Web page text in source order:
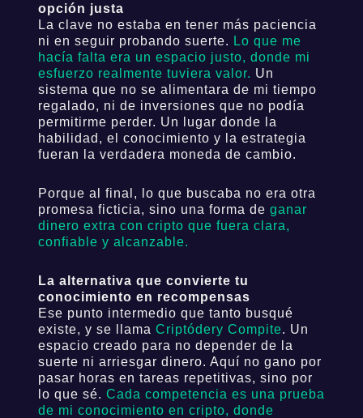
opción justa
La clave no estaba en tener más paciencia
ni en seguir probando suerte. Lo que me
hacía falta era un espacio justo, donde mi
esfuerzo realmente tuviera valor. Un
sistema que no se alimentara de mi tiempo
regalado, ni de inversiones que no podía
permitirme perder. Un lugar donde la
habilidad, el conocimiento y la estrategia
fueran la verdadera moneda de cambio.
Porque al final, lo que buscaba no era otra
promesa ficticia, sino una forma de ganar
dinero extra con cripto que fuera clara,
confiable y alcanzable.
La alternativa que convierte tu
conocimiento en recompensas
Ese punto intermedio que tanto busqué
existe, y se llama Criptódery Compite. Un
espacio creado para no depender de la
suerte ni arriesgar dinero. Aquí no gano por
pasar horas en tareas repetitivas, sino por
lo que sé. Cada competencia es una prueba
de mi conocimiento en cripto, donde